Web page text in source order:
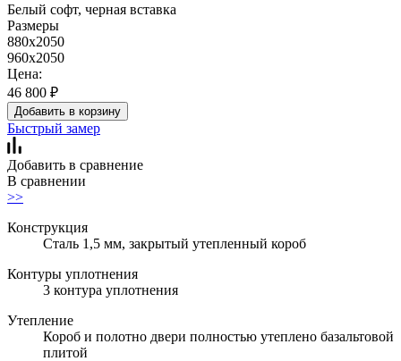
Белый софт, черная вставка
Размеры
880x2050
960x2050
Цена:
46 800 ₽
Добавить в корзину
Быстрый замер
Добавить в сравнение
В сравнении
>>
Конструкция
Сталь 1,5 мм, закрытый утепленный короб
Контуры уплотнения
3 контура уплотнения
Утепление
Короб и полотно двери полностью утеплено базальтовой
плитой